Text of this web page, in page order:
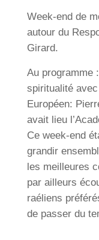
Week-end de
autour du
Girard.
Au programme
spiritualité
Européen:
avait lieu
Ce week-end
grandir
les meilleures
par ailleurs
raéliens
de passer du